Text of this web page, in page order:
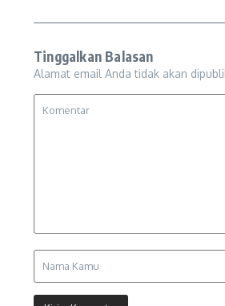
Tinggalkan Balasan
Alamat email Anda tidak akan